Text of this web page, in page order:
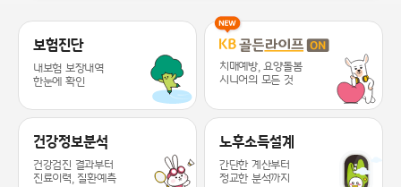
KB라이프 케어 서비스 추천드릴게요 ~
보험진단
내보험 보장내역
한눈에 확인
치매예방, 요양돌봄
시니어의 모든 것
건강정보분석
건강검진 결과부터
진료이력, 질환예측
노후소득설계
간단한 계산부터
정교한 분석까지